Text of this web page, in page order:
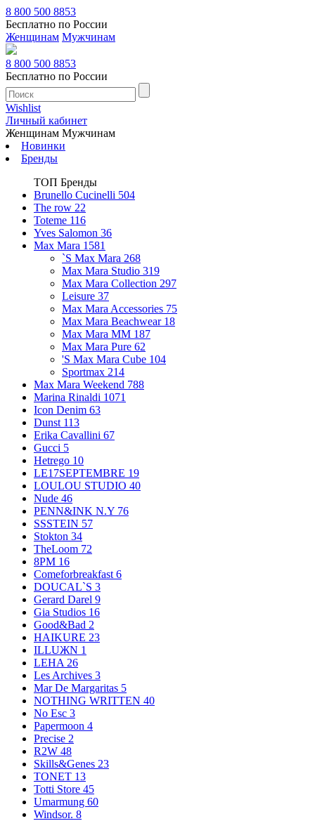
8 800 500 8853
Бесплатно по России
Женщинам Мужчинам
8 800 500 8853
Бесплатно по России
Wishlist
Личный кабинет
Женщинам Мужчинам
Новинки
Бренды
ТОП Бренды
Brunello Cucinelli 504
The row 22
Toteme 116
Yves Salomon 36
Max Mara 1581
`S Max Mara 268
Max Mara Studio 319
Max Mara Collection 297
Leisure 37
Max Mara Accessories 75
Max Mara Beachwear 18
Max Mara MM 187
Max Mara Pure 62
'S Max Mara Cube 104
Sportmax 214
Max Mara Weekend 788
Marina Rinaldi 1071
Icon Denim 63
Dunst 113
Erika Cavallini 67
Gucci 5
Hetrego 10
LE17SEPTEMBRE 19
LOULOU STUDIO 40
Nude 46
PENN&INK N.Y 76
SSSTEIN 57
Stokton 34
TheLoom 72
8PM 16
Comeforbreakfast 6
DOUCAL`S 3
Gerard Darel 9
Gia Studios 16
Good&Bad 2
HAIKURE 23
ILLUЖN 1
LEHA 26
Les Archives 3
Mar De Margaritas 5
NOTHING WRITTEN 40
No Esc 3
Papermoon 4
Precise 2
R2W 48
Skills&Genes 23
TONET 13
Totti Store 45
Umarmung 60
Windsor. 8